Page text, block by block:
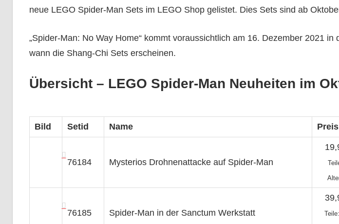
neue LEGO Spider-Man Sets im LEGO Shop gelistet. Dies Sets sind ab
„Spider-Man: No Way Home“ kommt voraussichtlich am 16. Dezember 2021 in
wann die Shang-Chi Sets erscheinen.
Übersicht – LEGO Spider-Man Neuheiten im
Bild Setid Name Preis
76184 Mysterios Drohnenattacke auf Spider-Man
76185 Spider-Man in der Sanctum Werkstatt